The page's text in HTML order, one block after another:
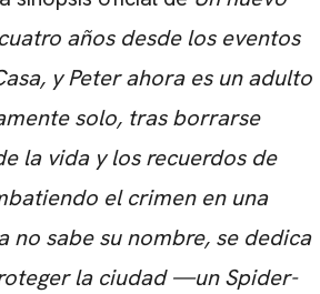
años desde los eventos
y Peter ahora es un adulto
solo, tras borrarse
la vida y los recuerdos de
el crimen en una
no sabe su nombre, se dedica
la ciudad —un Spider-